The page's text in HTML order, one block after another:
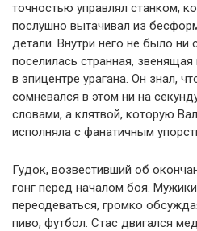
точностью управлял станком,
послушно вытачивал из
детали. Внутри него не было ни
поселилась странная,
в эпицентре урагана. Он знал,
сомневался в этом ни на
словами, а клятвой, которую
исполняла с фанатичным
Гудок, возвестивший об
гонг перед началом боя. Мужики
переодеваться, громко
пиво, футбол. Стас двигался